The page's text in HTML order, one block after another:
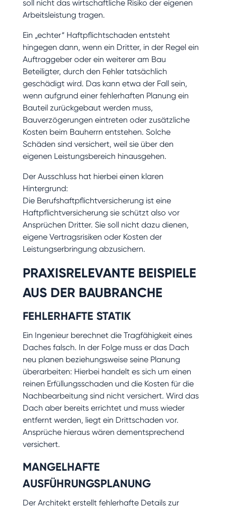
soll nicht das wirtschaftliche Risiko der eigenen
Arbeitsleistung tragen.
Ein „echter“ Haftpflichtschaden entsteht
hingegen dann, wenn ein Dritter, in der Regel ein
Auftraggeber oder ein weiterer am Bau
Beteiligter, durch den Fehler tatsächlich
geschädigt wird. Das kann etwa der Fall sein,
wenn aufgrund einer fehlerhaften Planung ein
Bauteil zurückgebaut werden muss,
Bauverzögerungen eintreten oder zusätzliche
Kosten beim Bauherrn entstehen. Solche
Schäden sind versichert, weil sie über den
eigenen Leistungsbereich hinausgehen.
Der Ausschluss hat hierbei einen klaren
Hintergrund:
Die Berufshaftpflichtversicherung ist eine
Haftpflichtversicherung sie schützt also vor
Ansprüchen Dritter. Sie soll nicht dazu dienen,
eigene Vertragsrisiken oder Kosten der
Leistungserbringung abzusichern.
PRAXISRELEVANTE BEISPIELE
AUS DER BAUBRANCHE
FEHLERHAFTE STATIK
Ein Ingenieur berechnet die Tragfähigkeit eines
Daches falsch. In der Folge muss er das Dach
neu planen beziehungsweise seine Planung
überarbeiten: Hierbei handelt es sich um einen
reinen Erfüllungsschaden und die Kosten für die
Nachbearbeitung sind nicht versichert. Wird das
Dach aber bereits errichtet und muss wieder
entfernt werden, liegt ein Drittschaden vor.
Ansprüche hieraus wären dementsprechend
versichert.
MANGELHAFTE
AUSFÜHRUNGSPLANUNG
Der Architekt erstellt fehlerhafte Details zur